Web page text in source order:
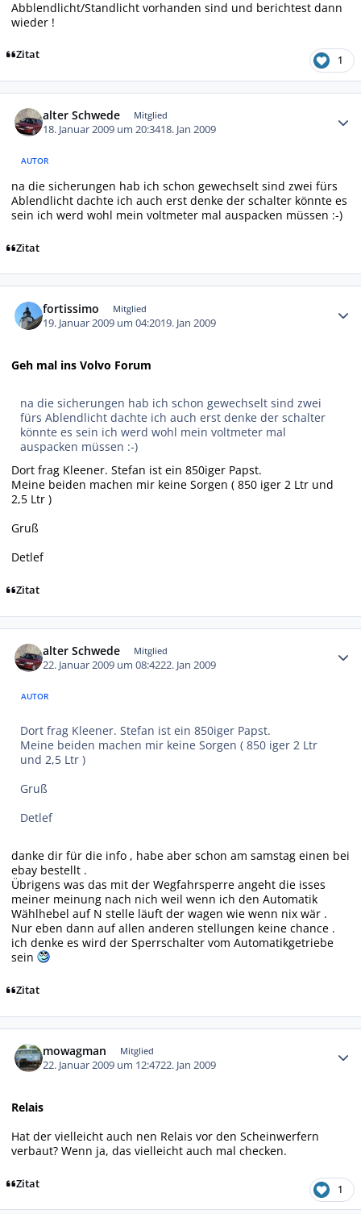
Abblendlicht/Standlicht vorhanden sind und berichtest dann
wieder !
Zitat 1
alter Schwede Mitglied
18. Januar 2009 um 20:3418. Jan 2009
AUTOR
na die sicherungen hab ich schon gewechselt sind zwei fürs
Ablendlicht dachte ich auch erst denke der schalter könnte es
sein ich werd wohl mein voltmeter mal auspacken müssen :-)
Zitat
fortissimo Mitglied
19. Januar 2009 um 04:2019. Jan 2009
Geh mal ins Volvo Forum
na die sicherungen hab ich schon gewechselt sind zwei
fürs Ablendlicht dachte ich auch erst denke der schalter
könnte es sein ich werd wohl mein voltmeter mal
auspacken müssen :-)
Dort frag Kleener. Stefan ist ein 850iger Papst.
Meine beiden machen mir keine Sorgen ( 850 iger 2 Ltr und
2,5 Ltr )
Gruß
Detlef
Zitat
alter Schwede Mitglied
22. Januar 2009 um 08:4222. Jan 2009
AUTOR
Dort frag Kleener. Stefan ist ein 850iger Papst.
Meine beiden machen mir keine Sorgen ( 850 iger 2 Ltr
und 2,5 Ltr )
Gruß
Detlef
danke dir für die info , habe aber schon am samstag einen bei
ebay bestellt .
Übrigens was das mit der Wegfahrsperre angeht die isses
meiner meinung nach nich weil wenn ich den Automatik
Wählhebel auf N stelle läuft der wagen wie wenn nix wär .
Nur eben dann auf allen anderen stellungen keine chance .
ich denke es wird der Sperrschalter vom Automatikgetriebe
sein
Zitat
mowagman Mitglied
22. Januar 2009 um 12:4722. Jan 2009
Relais
Hat der vielleicht auch nen Relais vor den Scheinwerfern
verbaut? Wenn ja, das vielleicht auch mal checken.
Zitat 1